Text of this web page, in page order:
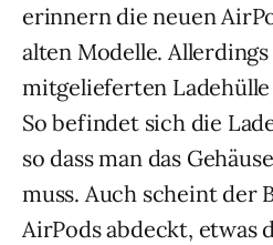
erinnern die neuen
alten Modelle.
mitgelieferten
So befindet sich die
so dass man das
muss. Auch scheint der
AirPods abdeckt, etwas